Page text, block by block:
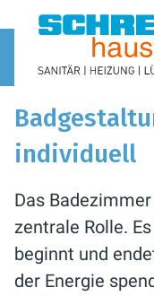
W. Schreiber GmbH
individuell
Das
zentrale Rolle.
beginnt und
der Energie